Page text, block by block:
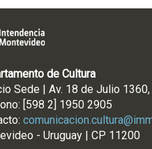
de Cultura
Sede | Av. 18 de Julio
[598 2] 1950 2905
- Uruguay | CP 11200